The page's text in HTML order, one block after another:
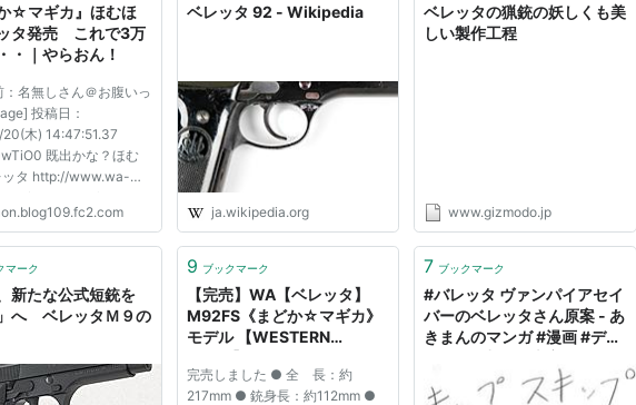
か☆マギカ』ほむほ
タ発売 これで3万
・｜やらおん！
名無しさん＠お腹いっ
投稿日：
木) 14:47:51.37
既出かな？ほむ
ッタ http://www.wa-
812 名前：名無
10/20(木)
.::/...
ベレッタ 92 - Wikipedia
ja.wikipedia.org
ベレッタの猟銃の妖しくも美
しい製作工程
www.gizmodo.jp
マーク
新たな公式短銃を
」へ ベレッタＭ９の
9 ブックマーク
【完売】WA【ベレッタ】
M92FS《まどか☆マギカ》
モデル 【WESTERN
完売しました ● 全 長：約
217mm ● 銃身長：約112mm ●
7 ブックマーク
#バレッタ ヴァンパイアセイ
バーのベレッタさん原案 - あ
きまんのマンガ #漫画 #デス